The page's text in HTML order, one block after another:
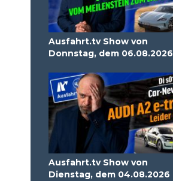
Ausfahrt.tv Show von
Donnstag, dem 06.08.2026
Ausfahrt.tv Show von
Dienstag, dem 04.08.2026